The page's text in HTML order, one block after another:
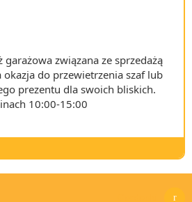
garażowa związana ze sprzedażą
okazja do przewietrzenia szaf lub
prezentu dla swoich bliskich.
10:00-15:00